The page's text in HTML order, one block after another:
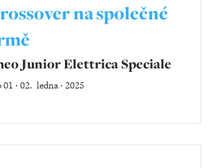
na společné
Junior Elettrica Speciale
‧ 02. ledna ‧ 2025